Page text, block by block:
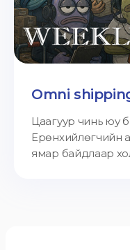
Omni
Цаагуур чинь юу
Ерөнхийлөгчийн
ямар байдлаар